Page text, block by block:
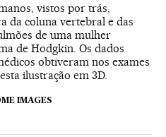
vistos por trás,
da coluna vertebral e das
de uma mulher
de Hodgkin. Os dados
obtiveram nos exames
ilustração em 3D.
IMAGES